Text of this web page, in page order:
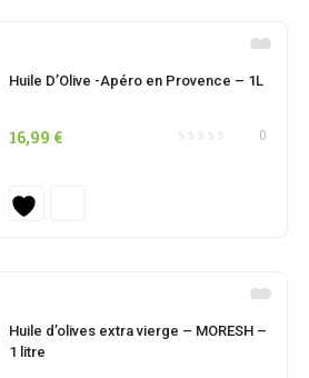
Huile D’Olive -Apéro en Provence – 1L
0
16,99 €
Huile d’olives extra vierge – MORESH –
1 litre